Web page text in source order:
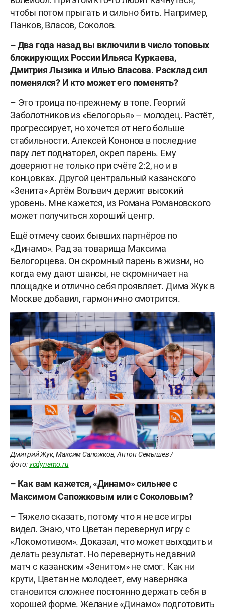
чтобы потом прыгать и сильно бить. Например,
Панков, Власов, Соколов.
– Два года назад вы включили в число топовых
блокирующих России Ильяса Куркаева,
Дмитрия Лызика и Илью Власова. Расклад сил
поменялся? И кто может его поменять?
– Это троица по-прежнему в топе. Георгий
Заболотников из «Белогорья» – молодец. Растёт,
прогрессирует, но хочется от него больше
стабильности. Алексей Кононов в последние
пару лет поднаторел, окреп парень. Ему
доверяют не только при счёте 2:2, но и в
концовках. Другой центральный казанского
«Зенита» Артём Вольвич держит высокий
уровень. Мне кажется, из Романа Романовского
может получиться хороший центр.
Ещё отмечу своих бывших партнёров по
«Динамо». Рад за товарища Максима
Белогорцева. Он скромный парень в жизни, но
когда ему дают шансы, не скромничает на
площадке и отлично себя проявляет. Дима Жук в
Москве добавил, гармонично смотрится.
Дмитрий Жук, Максим Сапожков, Антон Семышев /
фото:vcdynamo.ru
– Как вам кажется, «Динамо» сильнее с
Максимом Сапожковым или с Соколовым?
– Тяжело сказать, потому что я не все игры
видел. Знаю, что Цветан перевернул игру с
«Локомотивом». Доказал, что может выходить и
делать результат. Но перевернуть недавний
матч с казанским «Зенитом» не смог. Как ни
крути, Цветан не молодеет, ему наверняка
становится сложнее постоянно держать себя в
хорошей форме. Желание «Динамо» подготовить